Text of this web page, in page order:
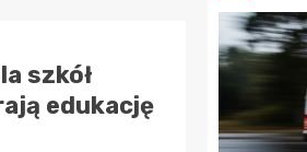
szkół
edukację